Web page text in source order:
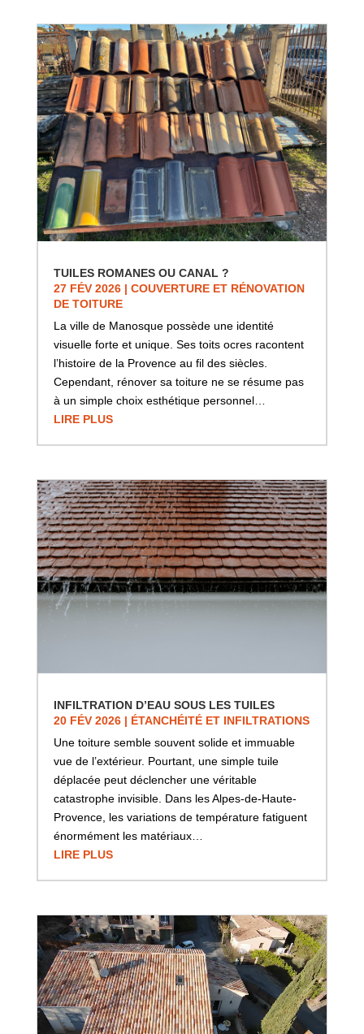
TUILES ROMANES OU CANAL ?
27 FÉV 2026| COUVERTURE ET RÉNOVATION
DE TOITURE
La ville de Manosque possède une identité
visuelle forte et unique. Ses toits ocres racontent
l’histoire de la Provence au fil des siècles.
Cependant, rénover sa toiture ne se résume pas
à un simple choix esthétique personnel…
LIRE PLUS
INFILTRATION D’EAU SOUS LES TUILES
20 FÉV 2026| ÉTANCHÉITÉ ET INFILTRATIONS
Une toiture semble souvent solide et immuable
vue de l’extérieur. Pourtant, une simple tuile
déplacée peut déclencher une véritable
catastrophe invisible. Dans les Alpes-de-Haute-
Provence, les variations de température fatiguent
énormément les matériaux…
LIRE PLUS